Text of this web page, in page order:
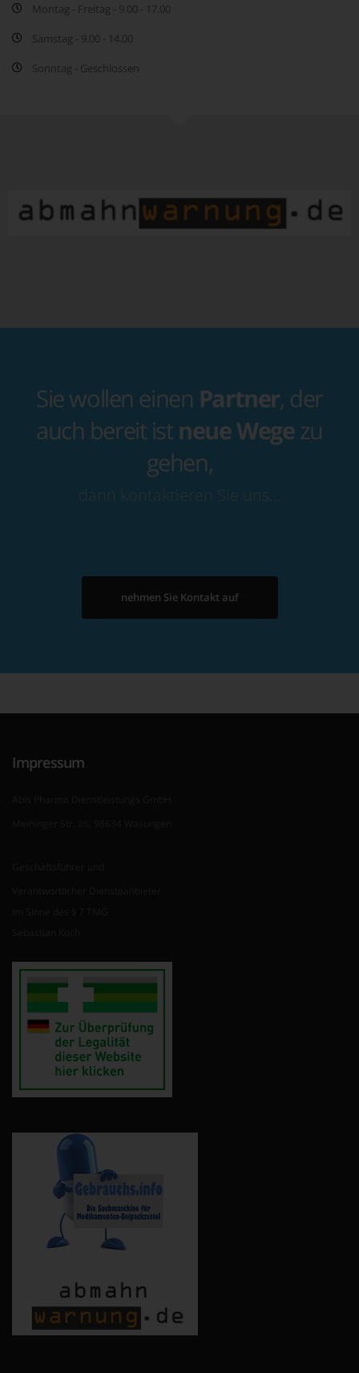
Montag - Freitag - 9.00 - 17.00
Samstag - 9.00 - 14.00
Sonntag - Geschlossen
Sie wollen einen Partner, der
auch bereit ist neue Wegezu
gehen,
dann kontaktieren Sie uns…
nehmen Sie Kontakt auf
Impressum